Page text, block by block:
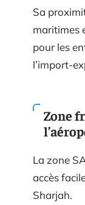
Sa
maritimes
pour les
l’import-
Zone
La zone
accès
Sharjah.